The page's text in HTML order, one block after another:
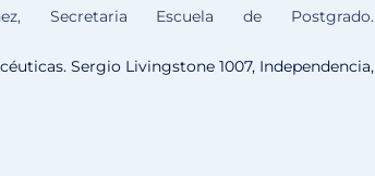
Secretaria Escuela de Postgrado.
Sergio Livingstone 1007, Independencia,